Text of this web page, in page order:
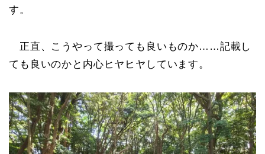
す。
正直、こうやって撮っても良いものか……記載し
ても良いのかと内心ヒヤヒヤしています。